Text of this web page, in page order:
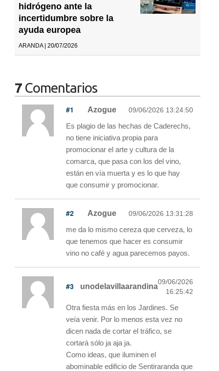
hidrógeno ante la
incertidumbre sobre la
ayuda europea
ARANDA | 20/07/2026
7 Comentarios
#1 Azogue 09/06/2026 13:24:50
Es plagio de las hechas de Caderechs,
no tiene iniciativa propia para
promocionar el arte y cultura de la
comarca, que pasa con los del vino,
están en vía muerta y es lo que hay
que consumir y promocionar.
#2 Azogue 09/06/2026 13:31:28
me da lo mismo cereza que cerveza, lo
que tenemos que hacer es consumir
vino no café y agua parecemos payos.
#3 unodelavillaarandina
09/06/2026
16:25:42
Otra fiesta más en los Jardines. Se
veía venir. Por lo menos esta vez no
dicen nada de cortar el tráfico, se
cortará sólo ja aja ja.
Como ideas, que iluminen el
abominable edificio de Sentiraranda que